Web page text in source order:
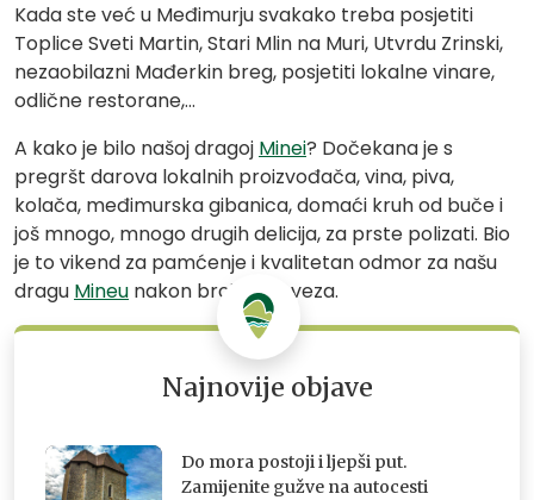
Kada ste već u Međimurju svakako treba posjetiti
Toplice Sveti Martin, Stari Mlin na Muri, Utvrdu Zrinski,
nezaobilazni Mađerkin breg, posjetiti lokalne vinare,
odlične restorane,…
A kako je bilo našoj dragoj Minei? Dočekana je s
pregršt darova lokalnih proizvođača, vina, piva,
kolača, međimurska gibanica, domaći kruh od buče i
još mnogo, mnogo drugih delicija, za prste polizati. Bio
je to vikend za pamćenje i kvalitetan odmor za našu
dragu Mineu nakon brojnih obveza.
Najnovije objave
Do mora postoji i ljepši put.
Zamijenite gužve na autocesti